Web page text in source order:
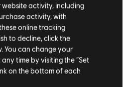
por temporada,
mais crítico dentre todos os
de cada temporada será
definitivo durante o Servidor
activity, including
activity, with
online tracking
to decline, click the
You can change your
time by visiting the “Set
on the bottom of each